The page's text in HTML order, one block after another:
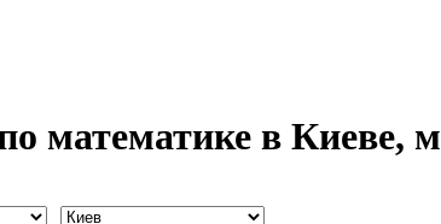
математике в Киеве,